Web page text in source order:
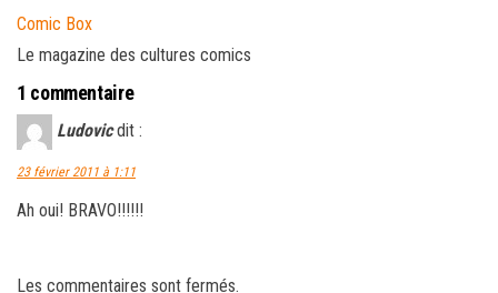
Comic Box
Le magazine des cultures comics
1 commentaire
Ludovic dit :
23 février 2011 à 1:11
Ah oui! BRAVO!!!!!!
Les commentaires sont fermés.